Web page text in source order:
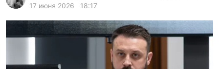
лонгриды
харьков
архив
17 июня 2026
18:17